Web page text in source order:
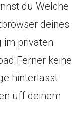
du Welche
deines
im privaten
Ferner keine
hinterlasst
uff deinem